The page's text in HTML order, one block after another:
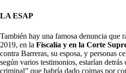
LA ESAP
También hay una famosa denuncia que
2019, en la Fiscalía y en la Corte
contra Barreras, su esposa, y personas
según varios testimonios, estarían detrás
criminal” que habría dado coimas por